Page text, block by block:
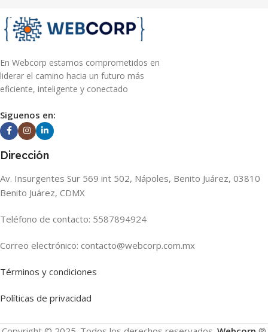
En Webcorp estamos comprometidos en
liderar el camino hacia un futuro más
eficiente, inteligente y conectado
Siguenos en:
Dirección
Av. Insurgentes Sur 569 int 502, Nápoles, Benito Juárez, 03810
Benito Juárez, CDMX
Teléfono de contacto: 5587894924
Correo electrónico: contacto@webcorp.com.mx
Términos y condiciones
Políticas de privacidad